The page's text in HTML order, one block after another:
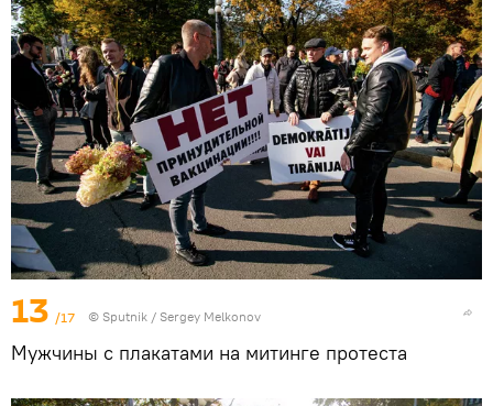
13 /17 © Sputnik / Sergey Melkonov
Мужчины с плакатами на митинге протеста